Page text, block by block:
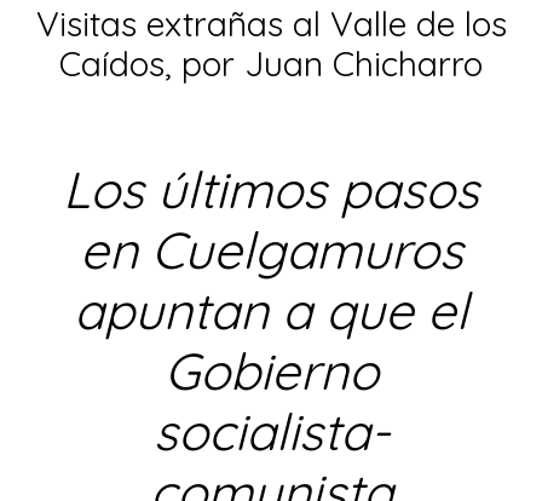
Visitas extrañas al Valle de los
Caídos, por Juan Chicharro
Los últimos pasos
en Cuelgamuros
apuntan a que el
Gobierno
socialista-